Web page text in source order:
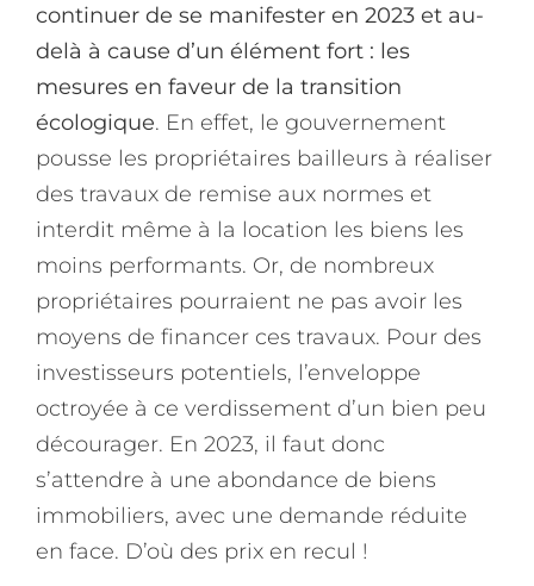
continuer de se manifester en 2023 et au-
delà à cause d’un élément fort : les
mesures en faveur de la transition
écologique. En effet, le gouvernement
pousse les propriétaires bailleurs à réaliser
des travaux de remise aux normes et
interdit même à la location les biens les
moins performants. Or, de nombreux
propriétaires pourraient ne pas avoir les
moyens de financer ces travaux. Pour des
investisseurs potentiels, l’enveloppe
octroyée à ce verdissement d’un bien peu
décourager. En 2023, il faut donc
s’attendre à une abondance de biens
immobiliers, avec une demande réduite
en face. D’où des prix en recul !